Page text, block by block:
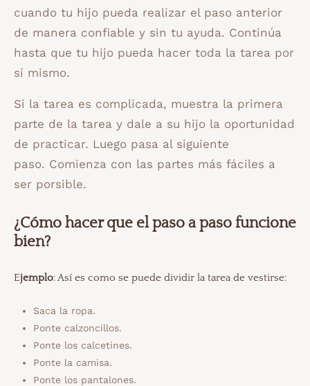
cuando tu hijo pueda realizar el paso anterior
de manera confiable y sin tu ayuda. Continúa
hasta que tu hijo pueda hacer toda la tarea por
sí mismo.
Si la tarea es complicada, muestra la primera
parte de la tarea y dale a su hijo la oportunidad
de practicar. Luego pasa al siguiente
paso. Comienza con las partes más fáciles a
ser porsible.
¿Cómo hacer que el paso a paso funcione
bien?
Ejemplo: Así es como se puede dividir la tarea de vestirse:
Saca la ropa.
Ponte calzoncillos.
Ponte los calcetines.
Ponte la camisa.
Ponte los pantalones.